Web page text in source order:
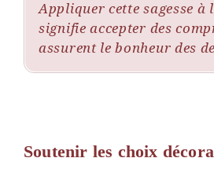
Appliquer cette sagesse à
signifie accepter des
assurent le bonheur des
Soutenir les choix